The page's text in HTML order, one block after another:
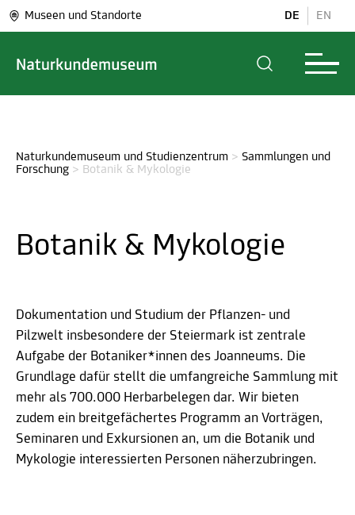
Museen und Standorte DE EN
Naturkundemuseum und Studienzentrum > Sammlungen und
Forschung > Botanik & Mykologie
Botanik & Mykologie
Dokumentation und Studium der Pflanzen- und
Pilzwelt insbesondere der Steiermark ist zentrale
Aufgabe der Botaniker*innen des Joanneums. Die
Grundlage dafür stellt die umfangreiche Sammlung mit
mehr als 700.000 Herbarbelegen dar. Wir bieten
zudem ein breitgefächertes Programm an Vorträgen,
Seminaren und Exkursionen an, um die Botanik und
Mykologie interessierten Personen näherzubringen.